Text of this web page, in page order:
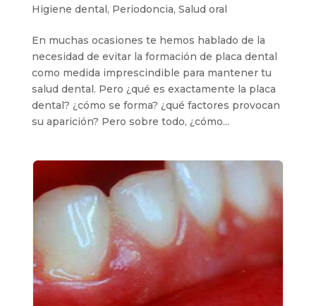
Higiene dental, Periodoncia, Salud oral
En muchas ocasiones te hemos hablado de la
necesidad de evitar la formación de placa dental
como medida imprescindible para mantener tu
salud dental. Pero ¿qué es exactamente la placa
dental? ¿cómo se forma? ¿qué factores provocan
su aparición? Pero sobre todo, ¿cómo...